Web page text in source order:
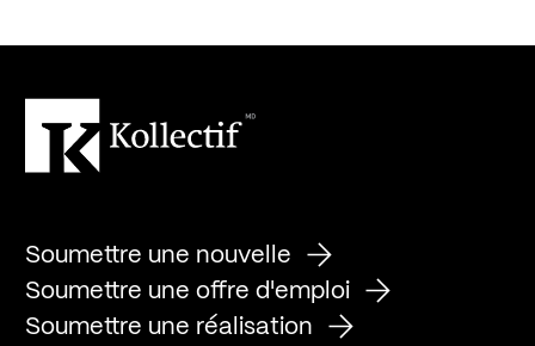
Soumettre une nouvelle
Soumettre une offre d'emploi
Soumettre une réalisation